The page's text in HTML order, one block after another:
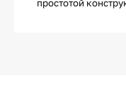
простотой